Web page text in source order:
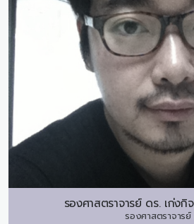
รองศาสตราจารย์ ดร. เก่งกิ
รองศาสตราจารย์